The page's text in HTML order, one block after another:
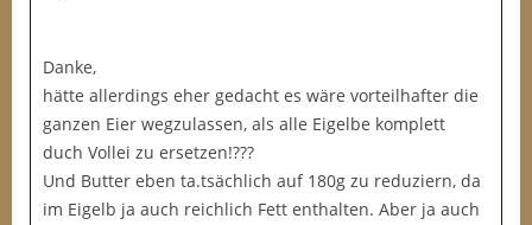
Danke,
hätte allerdings eher gedacht es wäre vorteilhafter die
ganzen Eier wegzulassen, als alle Eigelbe komplett
duch Vollei zu ersetzen!???
Und Butter eben ta.tsächlich auf 180g zu reduziern, da
im Eigelb ja auch reichlich Fett enthalten. Aber ja auch